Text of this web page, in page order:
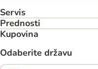
Servis
Prednosti
Kupovina
Odaberite državu